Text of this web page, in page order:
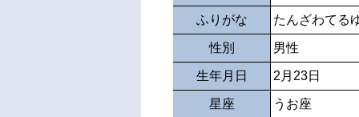
ふりがな たんざわてる
性別 男性
生年月日 2月23日
星座 うお座